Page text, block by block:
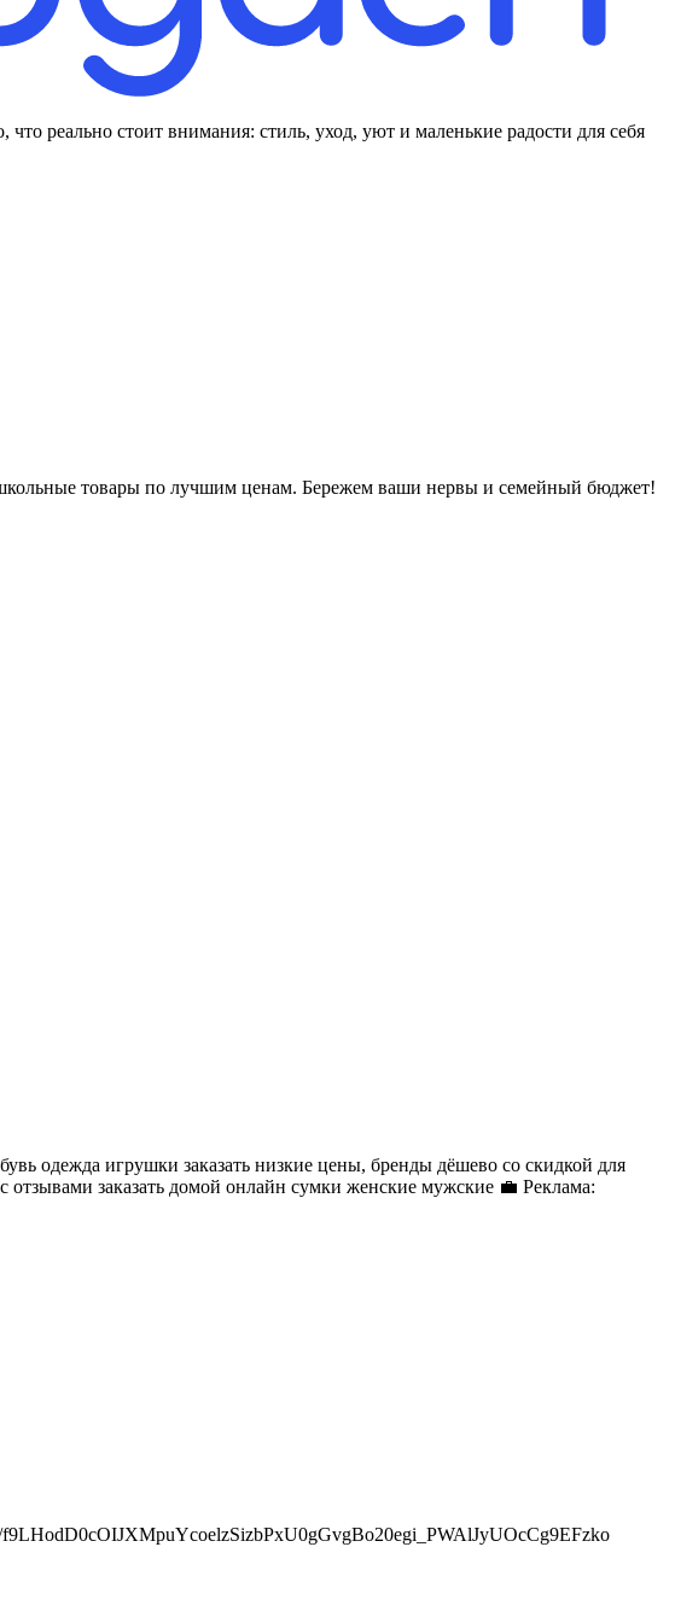
реально стоит внимания: стиль, уход, уют и маленькие радости для себя
товары по лучшим ценам. Бережем ваши нервы и семейный бюджет!
одежда игрушки заказать низкие цены, бренды дёшево со скидкой для
заказать домой онлайн сумки женские мужские 💼 Реклама: